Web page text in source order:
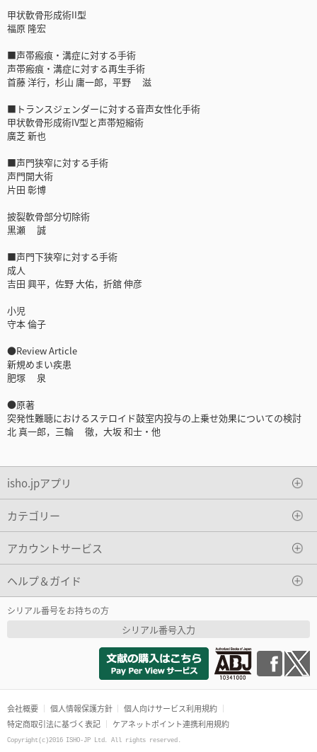
甲状軟骨形成術II型
福原 隆宏
■声帯瘢痕・溝症に対する手術
声帯瘢痕・溝症に対する再生手術
首藤 洋行，杉山 庸一郎，平野 滋
■トランスジェンダーに対する音声女性化手術
甲状軟骨形成術IV型と声帯短縮術
廣芝 新也
■声門狭窄に対する手術
声門開大術
片田 彰博
披裂軟骨部分切除術
黒瀬 誠
■声門下狭窄に対する手術
成人
吉田 興平，佐野 大佑，折舘 伸彦
小児
守本 倫子
●Review Article
新規めまい疾患
肥塚 泉
●原著
突発性難聴におけるステロイド鼓室内投与の上乗せ効果についての検討
北 真一郎，三輪 徹，大坂 和士・他
isho.jpアプリ
カテゴリー
アカウントサービス
ヘルプ＆ガイド
シリアル番号をお持ちの方
シリアル番号入力
会社概要 個人情報保護方針
個人向けサービス利用規約
特定商取引法に基づく表記
ケアネットポイント連携利用規約
Copyright(c)2016 ISHO-JP Ltd. All rights reserved.